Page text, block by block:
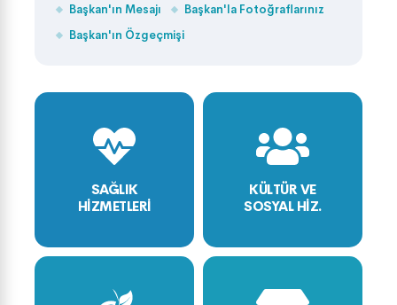
Başkan'ın Mesajı
Başkan'la Fotoğraflarınız
Başkan'ın Özgeçmişi
SAĞLIK
HİZMETLERİ
KÜLTÜR VE
SOSYAL HİZ.